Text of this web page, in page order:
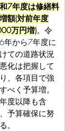
7年度は修繕料
額(対前年度
万円増)。令
年から7年度に
ての道路状況
化は把握して
、各項目で強
べく予算増。
度以降も含
予算確保に努
。